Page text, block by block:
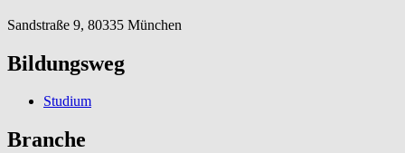
Sandstraße 9, 80335 München
Bildungsweg
Studium
Branche